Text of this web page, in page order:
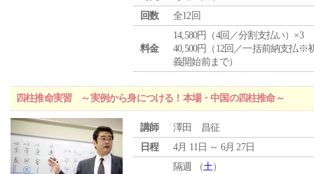
回数
全12回
料金
14,580円（4回／分割支払い）×3
40,500円（12回／一括前納支払※
義開始前まで）
四柱推命実習 ～実例から身につける！本場・中国の四柱推命～
講師
澤田 昌征
日程
4月 11日 ～ 6月 27日
隔週 （土）